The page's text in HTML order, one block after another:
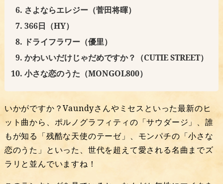
さよならエレジー（菅田将暉）
366日（HY）
ドライフラワー（優里）
かわいいだけじゃだめですか？（CUTIE STREET）
小さな恋のうた（MONGOL800）
いかがですか？Vaundyさんやミセスといった最新のヒ
ット曲から、ポルノグラフィティの「サウダージ」、誰
もが知る「残酷な天使のテーゼ」、モンパチの「小さな
恋のうた」といった、世代を超えて愛される名曲までズ
ラリと並んでいますね！